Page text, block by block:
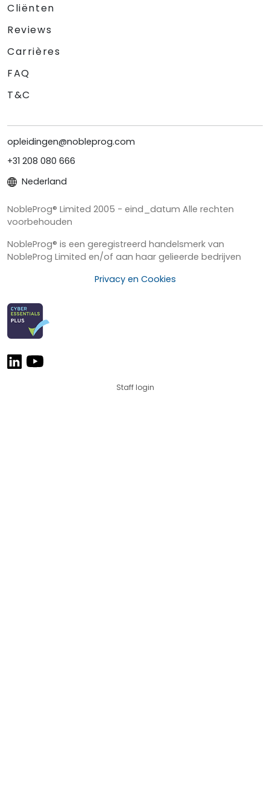
Cliënten
Reviews
Carrières
FAQ
T&C
opleidingen@nobleprog.com
+31 208 080 666
Nederland
NobleProg® Limited 2005 - eind_datum Alle rechten
voorbehouden
NobleProg® is een geregistreerd handelsmerk van
NobleProg Limited en/of aan haar gelieerde bedrijven
Privacy en Cookies
Staff login